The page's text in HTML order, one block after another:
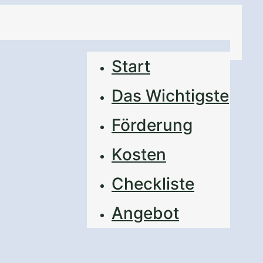
Start
Das Wichtigste
Förderung
Kosten
Checkliste
Angebot